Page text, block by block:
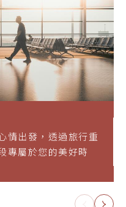
情出發，透過旅行重
專屬於您的美好時